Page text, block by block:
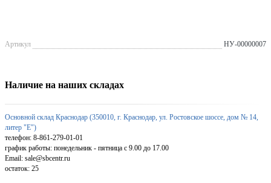
Артикул НУ-00000007
Наличие на наших складах
Основной склад Краснодар (350010, г. Краснодар, ул. Ростовское шоссе, дом № 14,
литер "Е")
телефон: 8-861-279-01-01
график работы: понедельник - пятница с 9.00 до 17.00
Email: sale@sbcentr.ru
остаток: 25